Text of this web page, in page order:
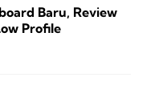
Baru, Review
Profile